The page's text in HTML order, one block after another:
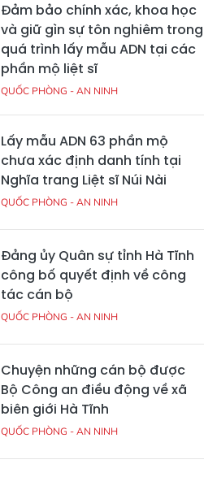
Đảm bảo chính xác, khoa học
và giữ gìn sự tôn nghiêm trong
quá trình lấy mẫu ADN tại các
phần mộ liệt sĩ
QUỐC PHÒNG - AN NINH
Lấy mẫu ADN 63 phần mộ
chưa xác định danh tính tại
Nghĩa trang Liệt sĩ Núi Nài
QUỐC PHÒNG - AN NINH
Đảng ủy Quân sự tỉnh Hà Tĩnh
công bố quyết định về công
tác cán bộ
QUỐC PHÒNG - AN NINH
Chuyện những cán bộ được
Bộ Công an điều động về xã
biên giới Hà Tĩnh
QUỐC PHÒNG - AN NINH